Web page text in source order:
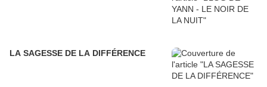
LA SAGESSE DE LA DIFFÉRENCE